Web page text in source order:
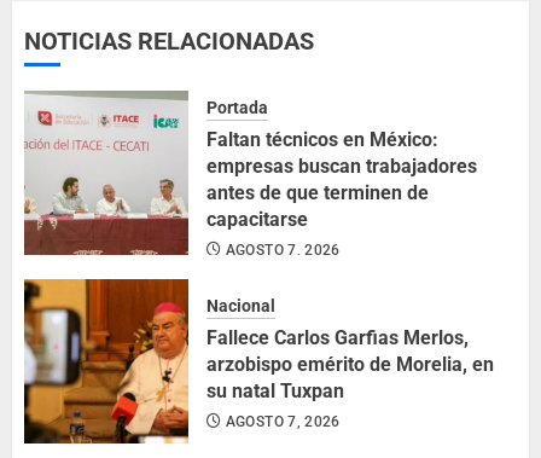
NOTICIAS RELACIONADAS
Portada
Faltan técnicos en México:
empresas buscan trabajadores
antes de que terminen de
capacitarse
AGOSTO 7, 2026
Nacional
Fallece Carlos Garfias Merlos,
arzobispo emérito de Morelia, en
su natal Tuxpan
AGOSTO 7, 2026